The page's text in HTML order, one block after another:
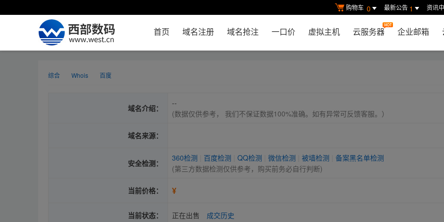
购物车 0 最新公告 1 资讯
首页 域名注册 域名抢注 一口价 虚拟主机 云服务器 企业邮箱
综合 Whois 百度
域名介绍：
--
(数据仅供参考， 我们不保证数据100%准确。如有异常可反馈客服。）
域名来源：
安全检测：
360检测 百度检测 QQ检测 微信检测 被墙检测
备案黑名单检测
(第三方数据检测仅供参考，购买前务必自行判断)
当前价格： ¥
当前状态： 正在出售 成交历史